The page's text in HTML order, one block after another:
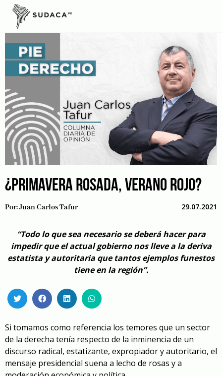
Skip
content
¿PRIMAVERA ROSADA, VERANO ROJO?
Por:Juan Carlos Tafur 29.07.2021
“Todo lo que sea necesario se deberá hacer para
impedir que el actual gobierno nos lleve a la deriva
estatista y autoritaria que tantos ejemplos funestos
tiene en la región”.
Si tomamos como referencia los temores que un sector
de la derecha tenía respecto de la inminencia de un
discurso radical, estatizante, expropiador y autoritario, el
mensaje presidencial suena a lecho de rosas y a